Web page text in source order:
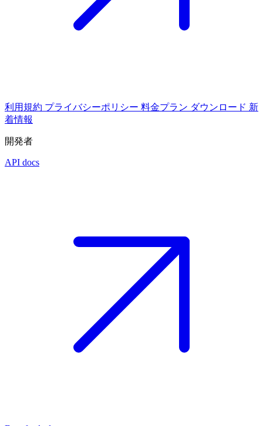
利用規約 プライバシーポリシー 料金プラン ダウンロード 新
着情報
開発者
API docs